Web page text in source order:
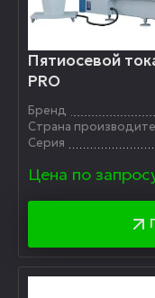
Пятиосевой
PRO
Бренд
Страна
Серия
Цена по